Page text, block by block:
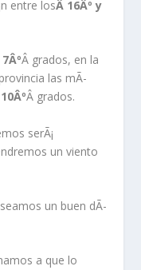
entre losÂ 16Âº y
Â grados, en la
las mÃ­
Â grados.
serÃ¡
un viento
un buen dÃ­
a que lo